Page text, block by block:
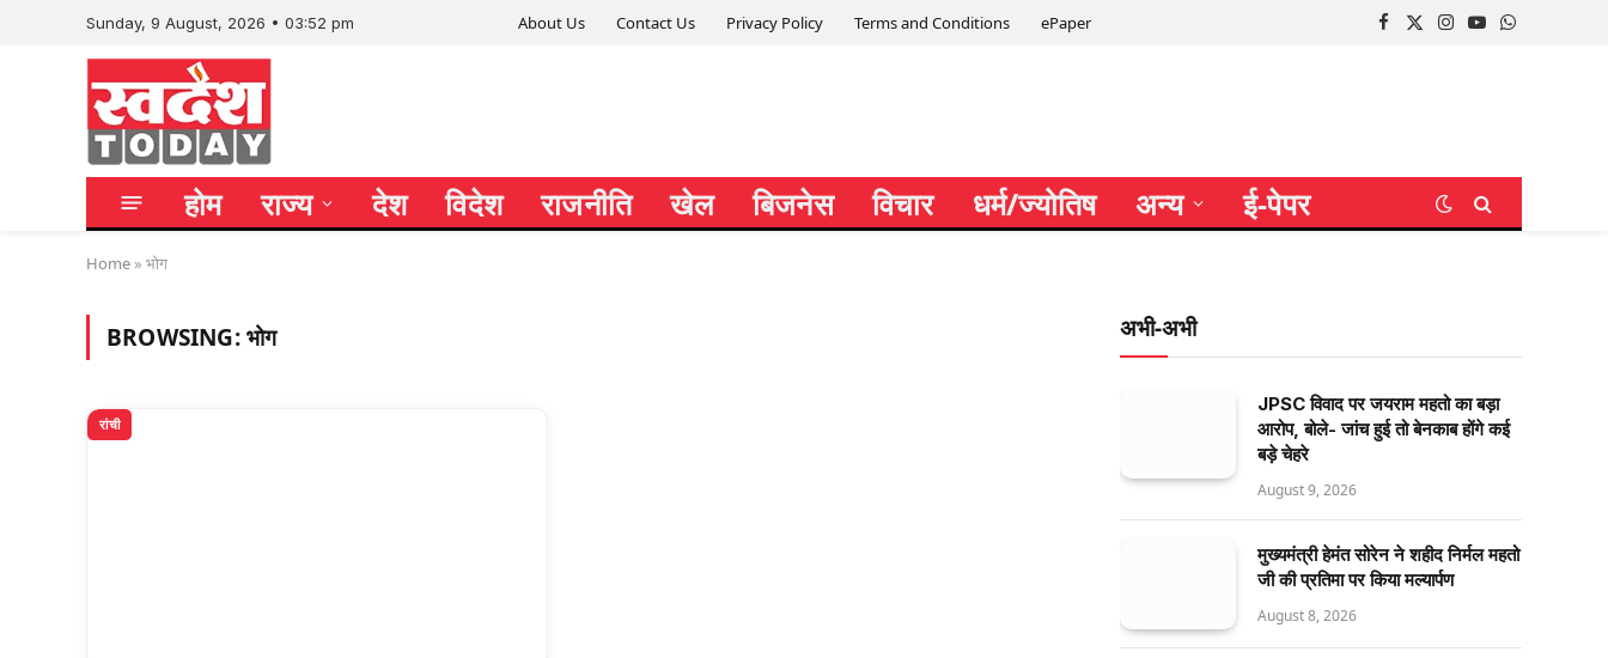
Sunday, 9 August, 2026 • 03:52 pm About Us Contact Us Privacy Policy Terms and Conditions ePaper
Facebook
X
Instagram
YouTubeWhatsApp
होम राज्य देश विदेश राजनीति खेल बिजनेस विचार धर्म/ज्योतिष अन्य ई-पेपर
Home » भोग
BROWSING:भोग
रांची
अभी-अभी
JPSC विवाद पर जयराम महतो का बड़ा
आरोप, बोले- जांच हुई तो बेनकाब होंगे कई
बड़े चेहरे
August 9, 2026
मुख्यमंत्री हेमंत सोरेन ने शहीद निर्मल महतो
जी की प्रतिमा पर किया मल्यार्पण
August 8, 2026